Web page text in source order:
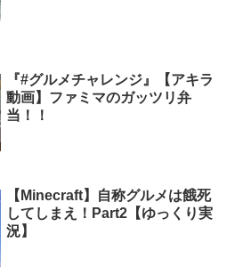
『#グルメチャレンジ』【アキラ
動画】ファミマのガッツリ弁
当！！
【Minecraft】自称グルメは餓死
してしまえ！Part2【ゆっくり実
況】